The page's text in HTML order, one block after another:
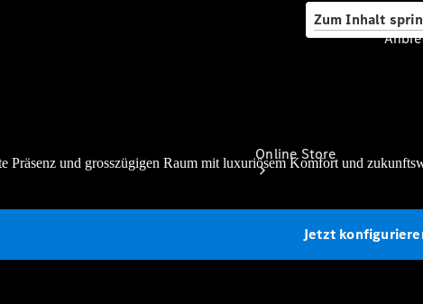
Zum Inhalt
Online Store
Präsenz und grosszügigen Raum mit luxuriösem Komfort und
Jetzt